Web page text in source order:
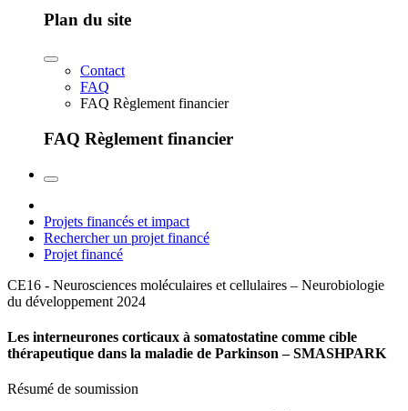
Plan du site
Contact
FAQ
FAQ Règlement financier
FAQ Règlement financier
Projets financés et impact
Rechercher un projet financé
Projet financé
CE16 - Neurosciences moléculaires et cellulaires – Neurobiologie
du développement 2024
Les interneurones corticaux à somatostatine comme cible
thérapeutique dans la maladie de Parkinson – SMASHPARK
Résumé de soumission